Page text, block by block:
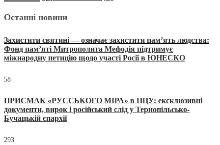
Останні новини
Захистити святині — означає захистити пам’ять людства:
Фонд пам’яті Митрополита Мефодія підтримує
міжнародну петицію щодо участі Росії в ЮНЕСКО
58
ПРИСМАК «РУССЬКОГО МІРА» в ПЦУ: ексклюзивні
документи, вирок і російський слід у Тернопільсько-
Бучацькій єпархії
293